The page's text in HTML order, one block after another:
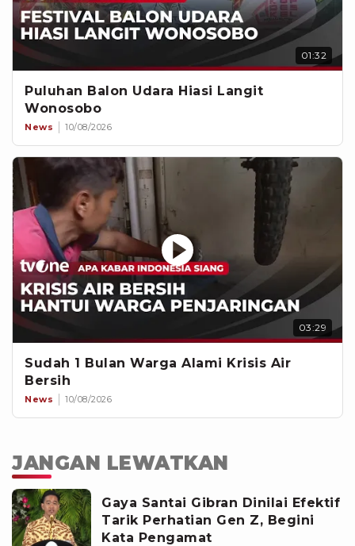
01:32
Puluhan Balon Udara Hiasi Langit
Wonosobo
News 10/08/2026
03:29
Sudah 1 Bulan Warga Alami Krisis Air
Bersih
News 10/08/2026
JANGAN LEWATKAN
Gaya Santai Gibran Dinilai Efektif
Tarik Perhatian Gen Z, Begini
Kata Pengamat